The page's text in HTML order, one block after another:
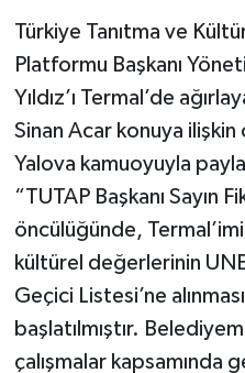
Türkiye Tanıtma ve
Platformu Başkanı
Yıldız’ı Termal’de
Sinan Acar konuya
Yalova kamuoyuyla
“TUTAP Başkanı Sayın
öncülüğünde,
kültürel değerlerinin
Geçici Listesi’ne
başlatılmıştır.
çalışmalar kapsamında